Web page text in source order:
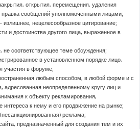
открытия, перемещения, удаления
правка сообщений уполномоченными лицами;
излишнее, нецелесообразное цитирование;
и достоинства другого лица, выраженное в
не соответствующее теме обсуждения;
в установленном порядке лицо,
участия в форуме;
любым способом, в любой форме и с
адресованная неопределенному кругу лиц и
к объекту рекламирования,
к нему и его продвижение на рынке;
реклама;
предназначенный для создания тем и их